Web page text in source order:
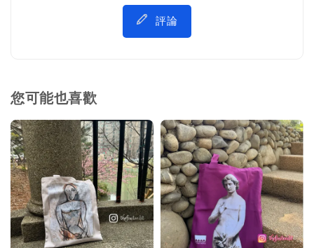
評論
您可能也喜歡